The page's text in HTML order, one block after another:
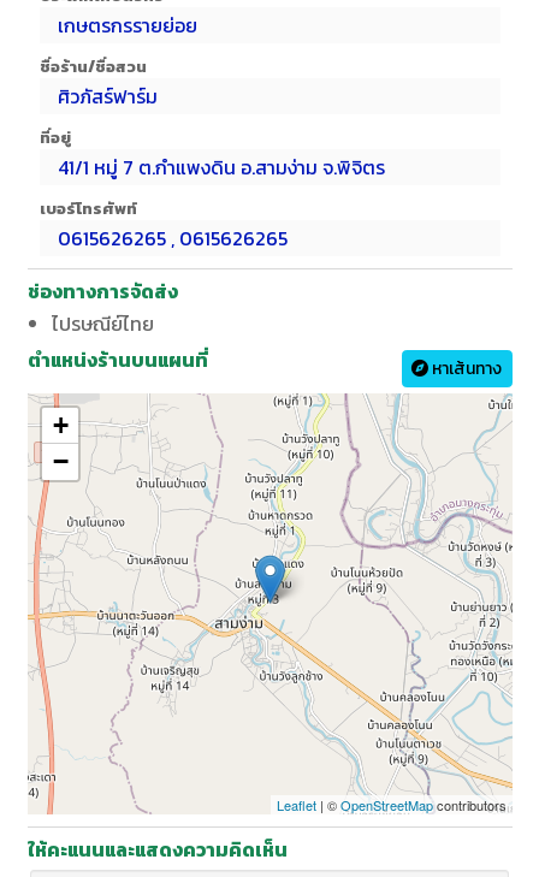
เกษตรกรรายย่อย
ชื่อร้าน/ชื่อสวน
ศิวภัสร์ฟาร์ม
ที่อยู่
41/1 หมู่ 7 ต.กำแพงดิน อ.สามง่าม จ.พิจิตร
เบอร์โทรศัพท์
0615626265 , 0615626265
ช่องทางการจัดส่ง
ไปรษณีย์ไทย
ตำแหน่งร้านบนแผนที่ หาเส้นทาง
+
−
Leaflet| ©OpenStreetMapcontributors
ให้คะแนนและแสดงความคิดเห็น